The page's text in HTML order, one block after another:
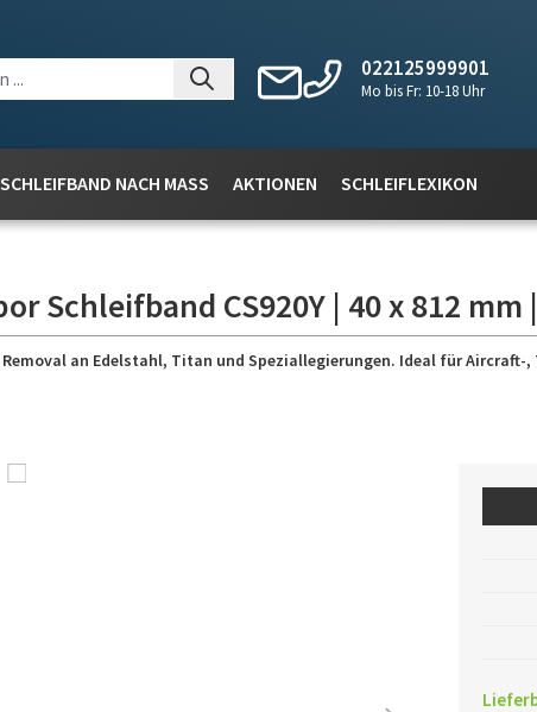
022125999901
Mo bis Fr: 10-18 Uhr
SCHLEIFBAND NACH MASS AKTIONEN SCHLEIFLEXIKON
Schleifband CS920Y | 40 x 812 mm
an Edelstahl, Titan und Speziallegierungen. Ideal für